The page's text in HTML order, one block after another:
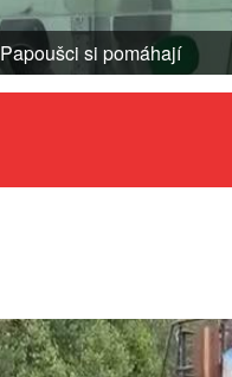
Papoušci si pomáhají